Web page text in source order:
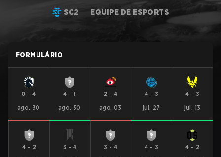
SC2 EQUIPE DE ESPORTS
FORMULÁRIO
0 -4
ago. 30
4 - 1
ago. 30
2 - 4
ago. 03
4 - 3
jul. 27
4 - 3
jul. 13
4 - 2
3 -4
3 -4
4 - 3
4 - 2